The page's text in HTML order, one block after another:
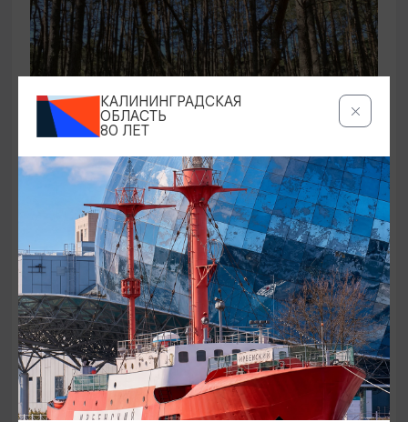
ЭКСКУРСИИ УЧРЕЖДЕНИЙ КУЛЬТУРЫ
Аудиоспектакль «Истории Куршской
косы»
01.02.2026 - 31.12.2026, 13:00
Куршская коса
ОТ 2500₽
КАЛИНИНГРАДСКАЯ
ОБЛАСТЬ
80 ЛЕТ